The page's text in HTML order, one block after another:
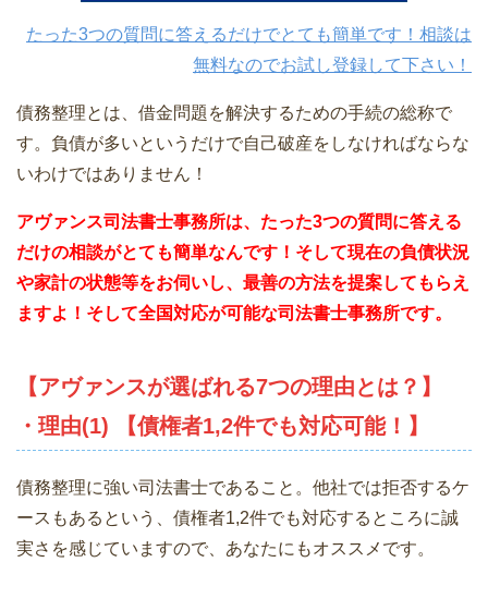
たった3つの質問に答えるだけでとても簡単です！相談は
無料なのでお試し登録して下さい！
債務整理とは、借金問題を解決するための手続の総称で
す。負債が多いというだけで自己破産をしなければならな
いわけではありません！
アヴァンス司法書士事務所は、 たった3つの質問に答える
だけの相談がとても簡単なんです！そして現在の負債状況
や家計の状態等をお伺いし、最善の方法を提案してもらえ
ますよ！そして全国対応が可能な司法書士事務所です。
【アヴァンスが選ばれる7つの理由とは？】
・理由(1) 【債権者1,2件でも対応可能！】
債務整理に強い司法書士であること。他社では拒否するケ
ースもあるという、債権者1,2件でも対応するところに誠
実さを感じていますので、あなたにもオススメです。